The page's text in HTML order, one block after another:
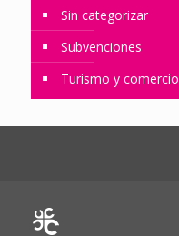
Sin categorizar
Subvenciones
Turismo y comercio